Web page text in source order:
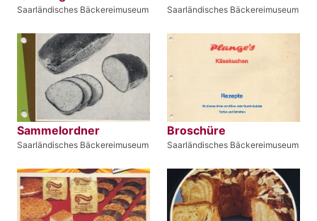
Saarländisches Bäckereimuseum Saarländisches Bäckereimuseum
Sammelordner
Saarländisches Bäckereimuseum
Broschüre
Saarländisches Bäckereimuseum